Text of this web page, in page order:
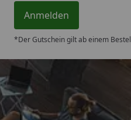
Anmelden
*Der Gutschein gilt ab einem